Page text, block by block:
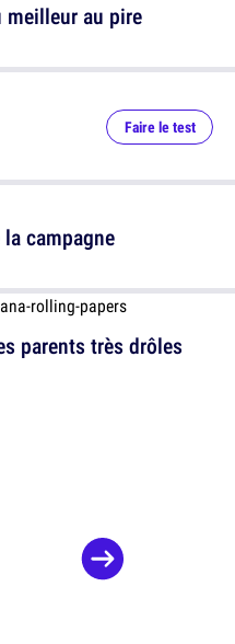
au pire
parents très drôles
Faire le test
campagne